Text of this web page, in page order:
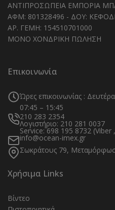
ΑΝΤΙΠΡΟΣΩΠΕΙΑ ΕΜΠΟΡΙΑ
ΑΦΜ: 801328496 - ΔΟΥ:
ΑΡ. ΓΕΜΗ: 154510701000
ΜΟΝΟ ΧΟΝΔΡΙΚΗ ΠΩΛΗΣΗ
Επικοινωνία
Ώρες επικοινωνίας :
07:45 – 15:45
210 283 2354
Λογιστήριο: 210 281 0037
Service: 698 195 8732 (Viber
info@ocean-imex.gr
Σωκράτους 79,
Χρήσιμα Links
Βίντεο